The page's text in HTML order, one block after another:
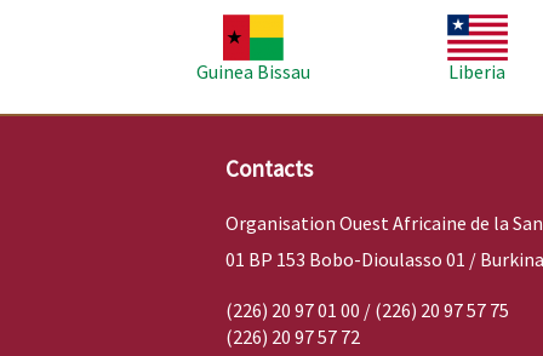
Guinea Bissau
Liberia
Contacts
Organisation Ouest Africaine de la
01 BP 153 Bobo-Dioulasso 01 /
(226) 20 97 01 00 / (226) 20 97 57 75
(226) 20 97 57 72